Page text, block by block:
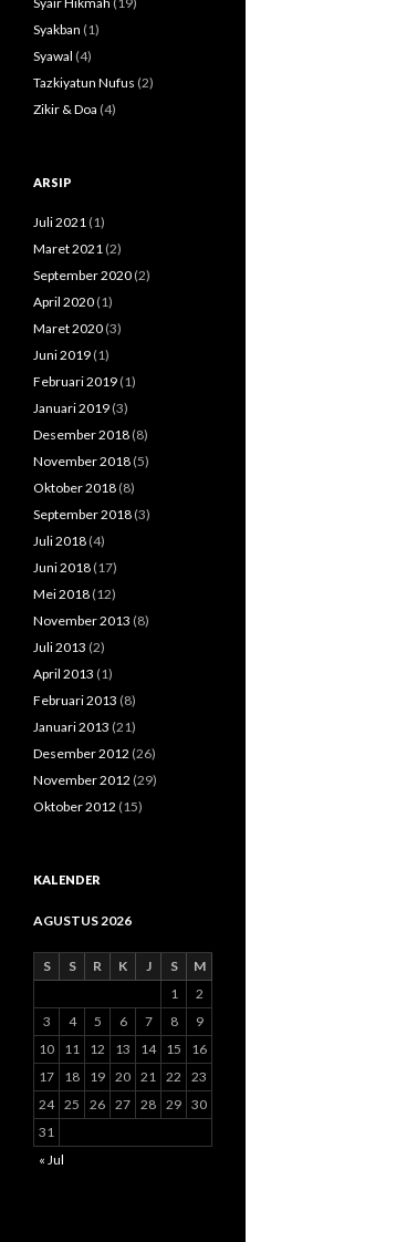
Syakban (1)
Syawal (4)
Tazkiyatun Nufus (2)
Zikir & Doa (4)
ARSIP
Juli 2021 (1)
Maret 2021 (2)
September 2020 (2)
April 2020 (1)
Maret 2020 (3)
Juni 2019 (1)
Februari 2019 (1)
Januari 2019 (3)
Desember 2018 (8)
November 2018 (5)
Oktober 2018 (8)
September 2018 (3)
Juli 2018 (4)
Juni 2018 (17)
Mei 2018 (12)
November 2013 (8)
Juli 2013 (2)
April 2013 (1)
Februari 2013 (8)
Januari 2013 (21)
Desember 2012 (26)
November 2012 (29)
Oktober 2012 (15)
KALENDER
AGUSTUS 2026
S S R K J S
M
1
2
3
4 5 6 7 8
9
10
11 12 13 14 15
16
17
18 19 20 21 22
23
24 25 26 27 28 29 30
31
« Jul